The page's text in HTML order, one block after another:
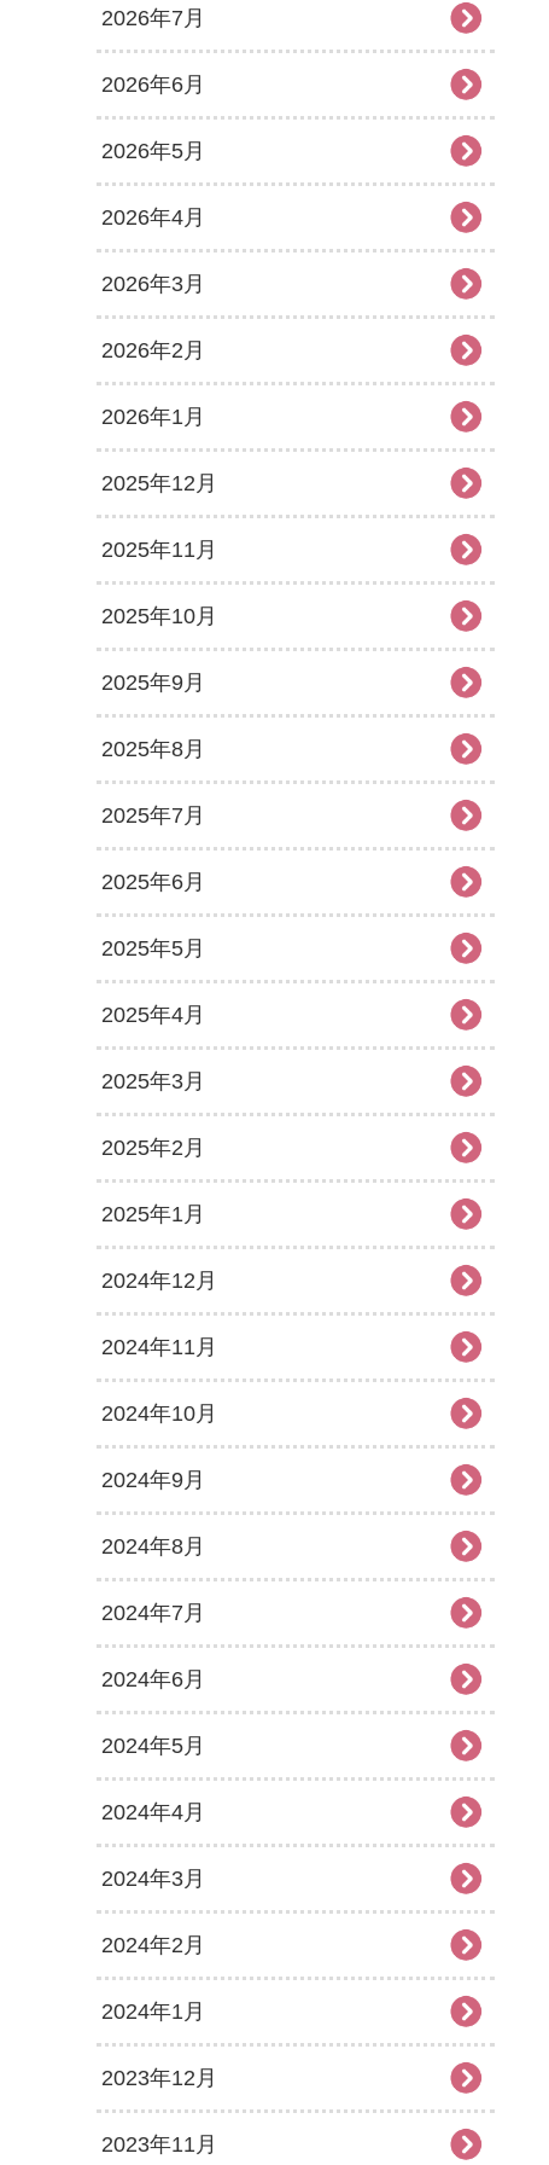
2026年7月
2026年6月
2026年5月
2026年4月
2026年3月
2026年2月
2026年1月
2025年12月
2025年11月
2025年10月
2025年9月
2025年8月
2025年7月
2025年6月
2025年5月
2025年4月
2025年3月
2025年2月
2025年1月
2024年12月
2024年11月
2024年10月
2024年9月
2024年8月
2024年7月
2024年6月
2024年5月
2024年4月
2024年3月
2024年2月
2024年1月
2023年12月
2023年11月